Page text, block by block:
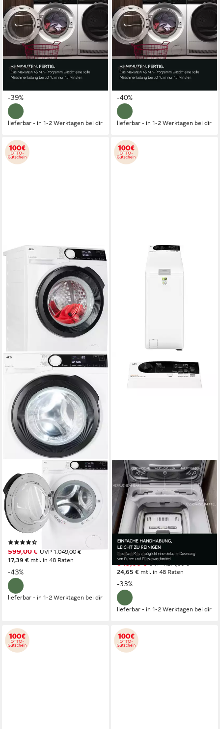
Waschmaschine 6000
ProSense® LR6FE49FL
9 kg
Kapazität Waschen
76 dB(A) Betriebsgeräusch
1400 U/min Schleuderdrehzahl
Produktdatenblatt
(15)
499,00 € UVP824,00 €
-39%
lieferbar - in 1-2 Werktagen bei dir
Waschmaschine 6000
ProSense® LR6FE48FL
8 kg
Kapazität Waschen
74 dB(A) Betriebsgeräusch
1400 U/min Schleuderdrehzahl
Produktdatenblatt
(12)
479,00 € UVP794,00 €
-40%
lieferbar - in 1-2 Werktagen bei dir
Waschmaschine 7000
ProSteam® LR7GA49FL
9 kg Kapazität Waschen
74 dB(A)
Betriebsgeräusch
1400 U/min Schleuderdrehzahl
Produktdatenblatt
599,00 € UVP 1.049,00 €
17,39 € mtl. in 48 Raten
-43%
lieferbar - in 1-2 Werktagen bei dir
AEG
Waschmaschine Toplader
7000 ProSteam®
LTR7A37STL
7 kg
Kapazität Waschen
79 dB(A) Betriebsgeräusch
1300 U/min Schleuderdrehzahl
Produktdatenblatt
(40)
849,00 € UVP1.274,00 €
24,65 € mtl. in 48 Raten
-33%
lieferbar - in 1-2 Werktagen bei dir